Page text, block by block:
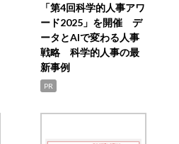
「第4回科学的人事アワ
ード2025」を開催 デ
ータとAIで変わる人事
戦略 科学的人事の最
新事例
PR